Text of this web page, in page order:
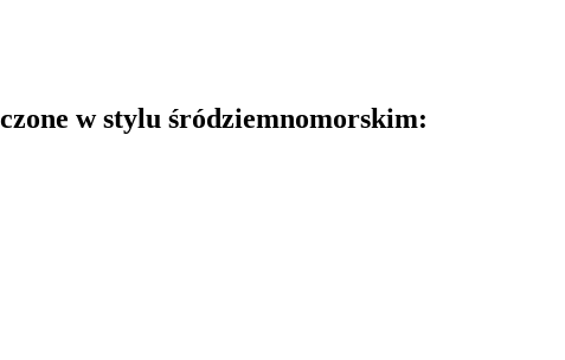
w stylu śródziemnomorskim: